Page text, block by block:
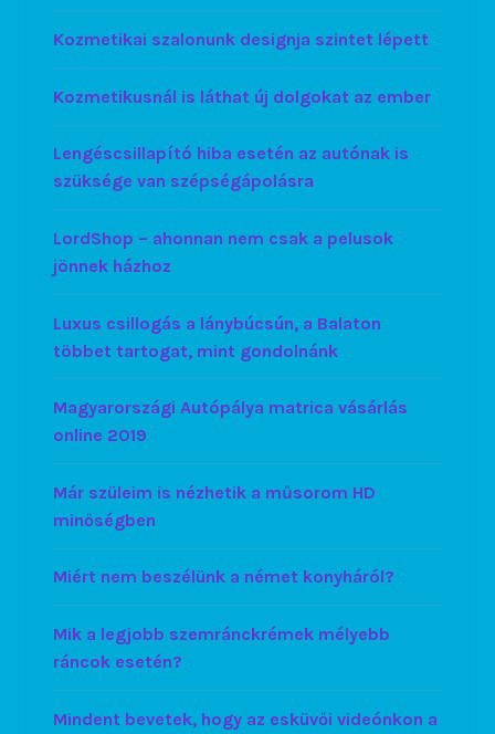
Kozmetikai szalonunk designja szintet lépett
Kozmetikusnál is láthat új dolgokat az ember
Lengéscsillapító hiba esetén az autónak is
szüksége van szépségápolásra
LordShop – ahonnan nem csak a pelusok
jönnek házhoz
Luxus csillogás a lánybúcsún, a Balaton
többet tartogat, mint gondolnánk
Magyarországi Autópálya matrica vásárlás
online 2019
Már szüleim is nézhetik a műsorom HD
minőségben
Miért nem beszélünk a német konyháról?
Mik a legjobb szemránckrémek mélyebb
ráncok esetén?
Mindent bevetek, hogy az esküvői videónkon a